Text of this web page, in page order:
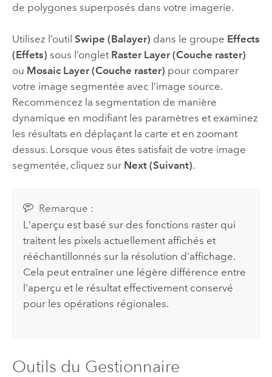
de polygones superposés dans votre imagerie.
Utilisez l’outil Swipe (Balayer) dans le groupe Effects
(Effets) sous l’onglet Raster Layer (Couche raster)
ou Mosaic Layer (Couche raster) pour comparer
votre image segmentée avec l’image source.
Recommencez la segmentation de manière
dynamique en modifiant les paramètres et examinez
les résultats en déplaçant la carte et en zoomant
dessus. Lorsque vous êtes satisfait de votre image
segmentée, cliquez sur Next (Suivant).
Remarque :
L'aperçu est basé sur des fonctions raster qui
traitent les pixels actuellement affichés et
rééchantillonnés sur la résolution d'affichage.
Cela peut entraîner une légère différence entre
l'aperçu et le résultat effectivement conservé
pour les opérations régionales.
Outils du Gestionnaire